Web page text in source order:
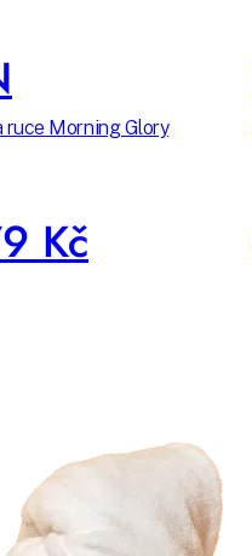
ruce Morning Glory
Kč